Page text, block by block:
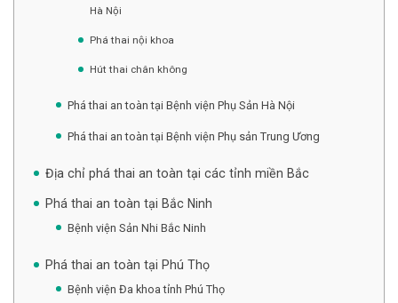
Hà Nội
Phá thai nội khoa
Hút thai chân không
Phá thai an toàn tại Bệnh viện Phụ Sản Hà Nội
Phá thai an toàn tại Bệnh viện Phụ sản Trung Ương
Địa chỉ phá thai an toàn tại các tỉnh miền Bắc
Phá thai an toàn tại Bắc Ninh
Bệnh viện Sản Nhi Bắc Ninh
Phá thai an toàn tại Phú Thọ
Bệnh viện Đa khoa tỉnh Phú Thọ